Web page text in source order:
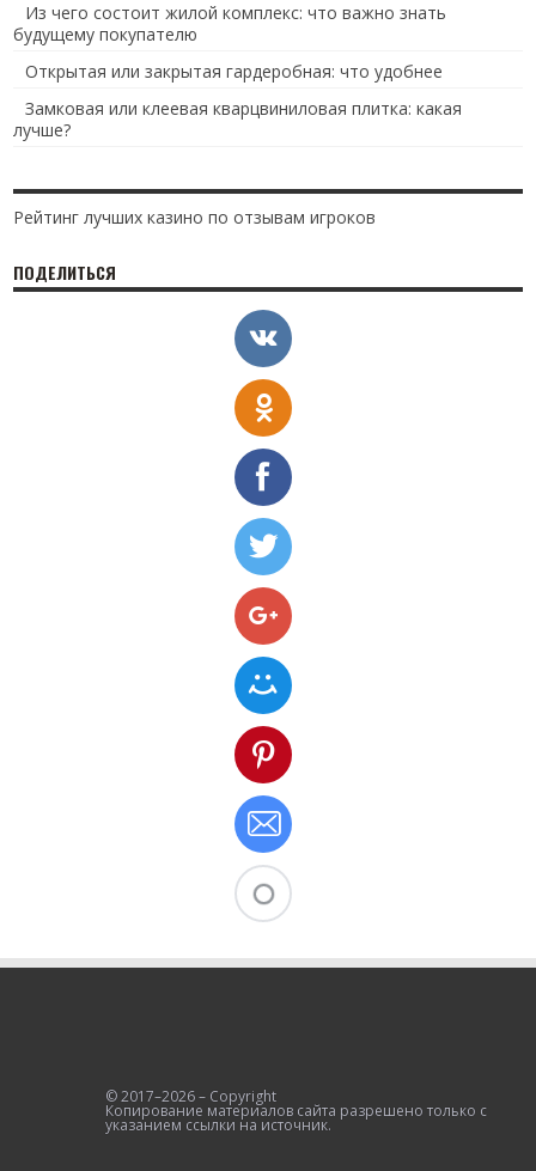
Из чего состоит жилой комплекс: что важно знать
будущему покупателю
Открытая или закрытая гардеробная: что удобнее
Замковая или клеевая кварцвиниловая плитка: какая
лучше?
Рейтинг лучших казино по отзывам игроков
ПОДЕЛИТЬСЯ
© 2017–2026 – Copyright
Копирование материалов сайта разрешено только с
указанием ссылки на источник.